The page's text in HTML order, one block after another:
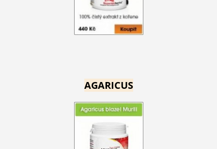
AGARICUS